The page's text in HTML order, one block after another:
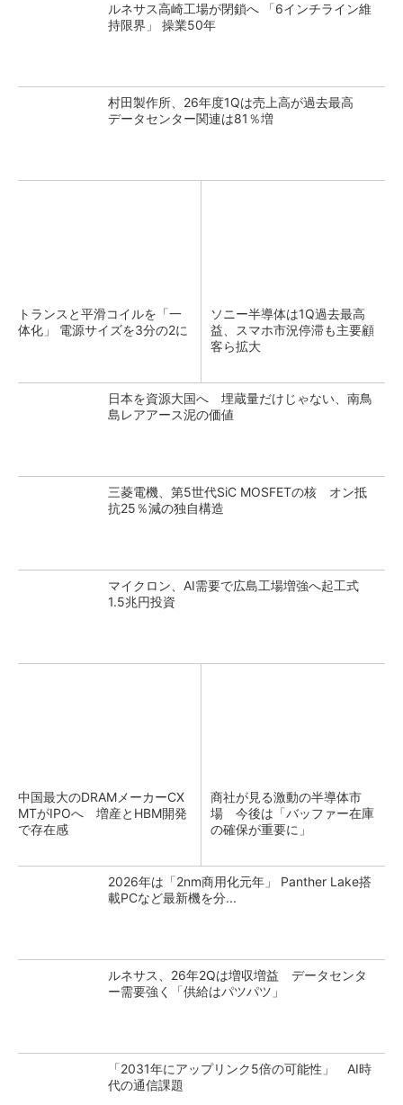
ルネサス高崎工場が閉鎖へ 「6インチライン維
持限界」 操業50年
村田製作所、26年度1Qは売上高が過去最高
データセンター関連は81％増
トランスと平滑コイルを「一
体化」 電源サイズを3分の2に
ソニー半導体は1Q過去最高
益、スマホ市況停滞も主要顧
客ら拡大
日本を資源大国へ 埋蔵量だけじゃない、南鳥
島レアアース泥の価値
三菱電機、第5世代SiC MOSFETの核 オン抵
抗25％減の独自構造
マイクロン、AI需要で広島工場増強へ起工式
1.5兆円投資
中国最大のDRAMメーカーCX
MTがIPOへ 増産とHBM開発
で存在感
商社が見る激動の半導体市
場 今後は「バッファー在庫
の確保が重要に」
2026年は「2nm商用化元年」 Panther Lake搭
載PCなど最新機を分...
ルネサス、26年2Qは増収増益 データセンタ
ー需要強く「供給はパツパツ」
「2031年にアップリンク5倍の可能性」 AI時
代の通信課題